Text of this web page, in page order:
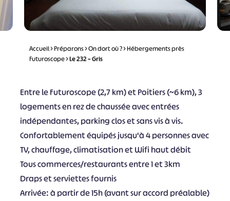
Accueil>Préparons>On dort où ?>Hébergements près
Futuroscope>Le 232 – Gris
Entre le Futuroscope (2,7 km) et Poitiers (~6 km), 3
logements en rez de chaussée avec entrées
indépendantes, parking clos et sans vis à vis.
Confortablement équipés jusqu'à 4 personnes avec
TV, chauffage, climatisation et Wifi haut débit
Tous commerces/restaurants entre 1 et 3km
Draps et serviettes fournis
Arrivée: à partir de 15h (avant sur accord préalable)